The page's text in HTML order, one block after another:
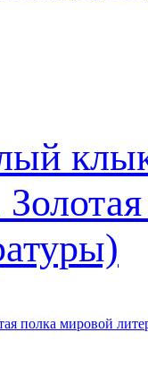
полка мировой